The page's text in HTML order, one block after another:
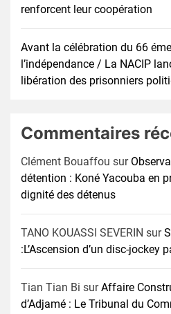
renforcent leur coopération
Avant la célébration du 66
l’indépendance / La NACIP
libération des prisonniers
Commentaires
Clément Bouaffou sur
détention : Koné Yacouba en
dignité des détenus
TANO KOUASSI SEVERIN sur
:L’Ascension d’un disc-jockey
Tian Tian Bi surAffaire
d’Adjamé : Le Tribunal du